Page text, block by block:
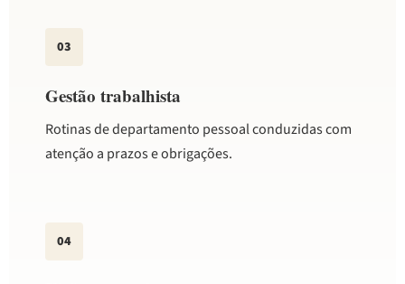
03
Gestão trabalhista
Rotinas de departamento pessoal conduzidas com
atenção a prazos e obrigações.
04